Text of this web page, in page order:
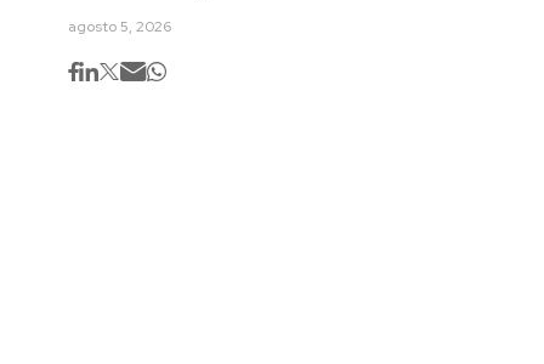
agosto 5, 2026